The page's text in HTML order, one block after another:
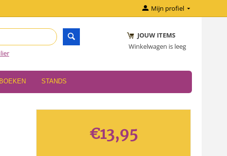
Mijn profiel
JOUW ITEMS
Winkelwagen is leeg
STANDS
€13,95